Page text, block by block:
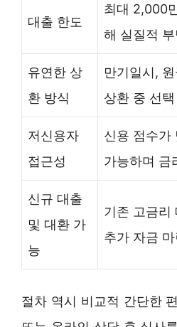
대출 한도
최대 2,000
해 실질적
유연한 상
환 방식
만기일시,
상환 중 선
저신용자
접근성
신용 점수가
가능하며 금
신규 대출
및 대환 가
능
기존 고금리
추가 자금
절차 역시 비교적 간단한